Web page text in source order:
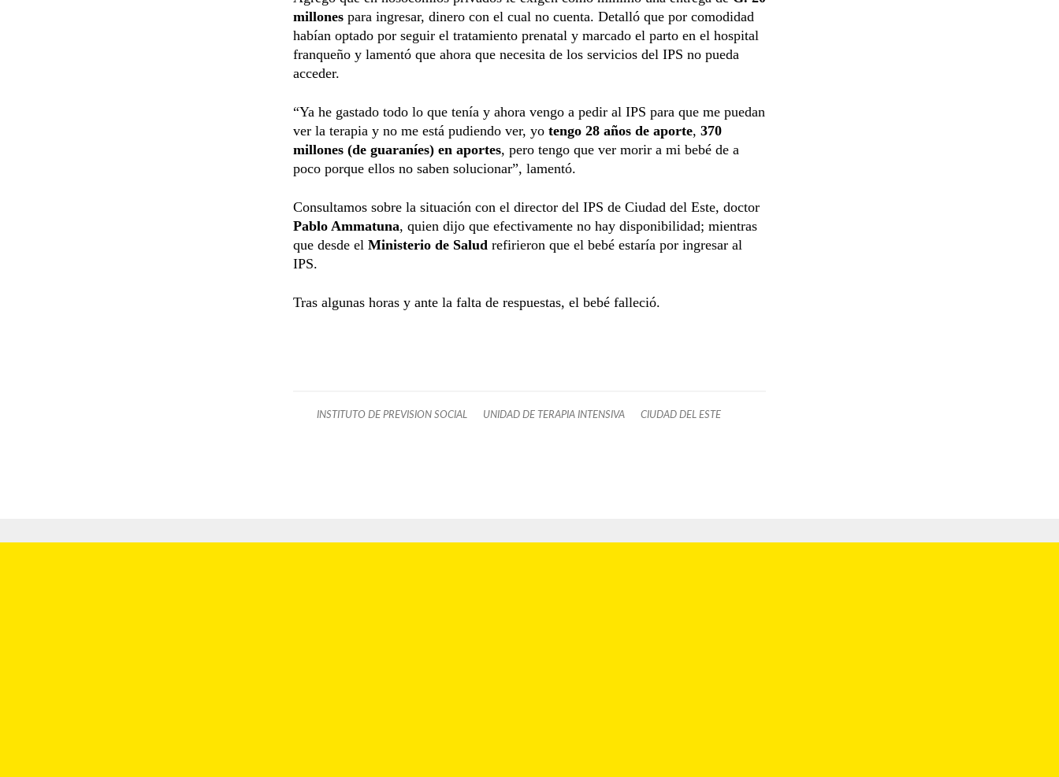
millones para ingresar, dinero con el cual no cuenta. Detalló que por comodidad
habían optado por seguir el tratamiento prenatal y marcado el parto en el hospital
franqueño y lamentó que ahora que necesita de los servicios del IPS no pueda
acceder.
“Ya he gastado todo lo que tenía y ahora vengo a pedir al IPS para que me puedan
ver la terapia y no me está pudiendo ver, yo tengo 28 años de aporte, 370
millones (de guaraníes) en aportes, pero tengo que ver morir a mi bebé de a
poco porque ellos no saben solucionar”, lamentó.
Consultamos sobre la situación con el director del IPS de Ciudad del Este, doctor
Pablo Ammatuna, quien dijo que efectivamente no hay disponibilidad; mientras
que desde el Ministerio de Salud refirieron que el bebé estaría por ingresar al
IPS.
Tras algunas horas y ante la falta de respuestas, el bebé falleció.
INSTITUTO DE PREVISION SOCIAL UNIDAD DE TERAPIA INTENSIVA CIUDAD DEL ESTE